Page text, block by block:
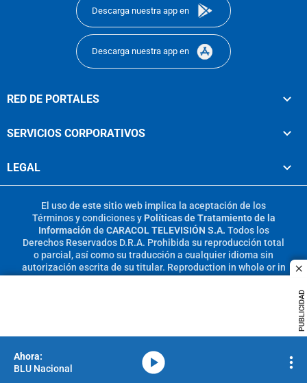
PUBLICIDAD
Descarga nuestra app en
Descarga nuestra app en
RED DE PORTALES
SERVICIOS CORPORATIVOS
LEGAL
El uso de este sitio web implica la aceptación de los
Términos y condicionesy Políticas de Tratamiento de la
Información de CARACOL TELEVISIÓN S.A. Todos los
Derechos Reservados D.R.A. Prohibida su reproducción total
o parcial, así como su traducción a cualquier idioma sin
autorización escrita de su titular. Reproduction in whole or in
BLU Nacional